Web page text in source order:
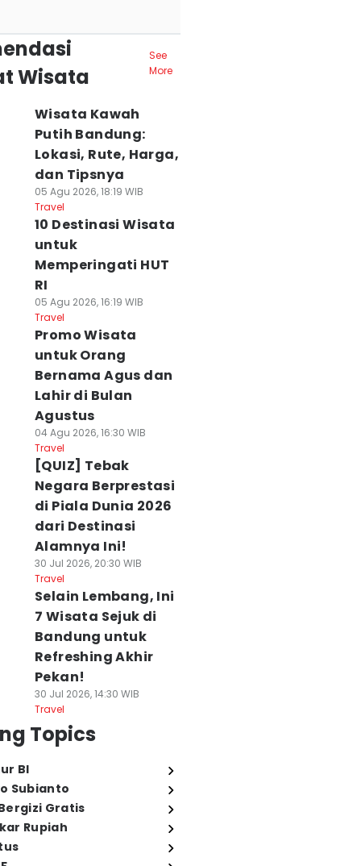
Wisata
See
More
Wisata Kawah
Putih Bandung:
Lokasi, Rute, Harga,
dan Tipsnya
05 Agu 2026, 18:19 WIB
Travel
10 Destinasi Wisata
untuk
Memperingati HUT
RI
05 Agu 2026, 16:19 WIB
Travel
Promo Wisata
untuk Orang
Bernama Agus dan
Lahir di Bulan
Agustus
04 Agu 2026, 16:30 WIB
Travel
[QUIZ] Tebak
Negara Berprestasi
di Piala Dunia 2026
dari Destinasi
Alamnya Ini!
30 Jul 2026, 20:30 WIB
Travel
Selain Lembang, Ini
7 Wisata Sejuk di
Bandung untuk
Refreshing Akhir
Pekan!
30 Jul 2026, 14:30 WIB
Travel
Topics
BI
Subianto
Gratis
Rupiah